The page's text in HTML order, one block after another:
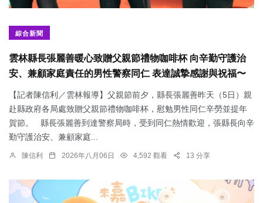
綜合新聞
雲林縣長張麗善暖心致贈父親節禮物咖啡杯 向辛勤守護治
安、兼顧家庭責任的男性警察同仁 表達誠摯感謝與祝福〜
【記者陳信利／雲林報導】父親節前夕，縣長張麗善昨天（5日）親
赴縣政府各局處致贈父親節禮物咖啡杯，慰勉男性同仁辛勞並提年
賀節。 縣長張麗善到達警察局時，受到同仁熱情歡迎，張縣長向辛
勤守護治安、兼顧家庭...
陳信利 2026年八月06日 4,592 觀看 13 分享